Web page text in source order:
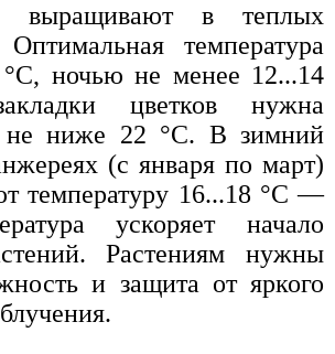
выращивают в теплых
температура
ночью не менее 12...14
цветков нужна
не ниже 22 °С. В зимний
(с января по март)
температуру 16...18 °С —
ускоряет начало
Растениям нужны
и защита от яркого